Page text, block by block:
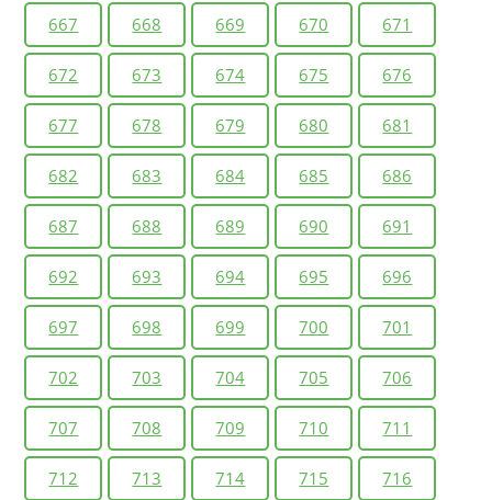
667 668 669 670 671
672 673 674 675 676
677 678 679 680 681
682 683 684 685 686
687 688 689 690 691
692 693 694 695 696
697 698 699 700 701
702 703 704 705 706
707 708 709 710 711
712 713 714 715 716